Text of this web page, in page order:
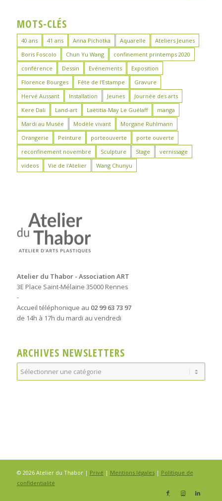
MOTS-CLÉS
40 ans 41 ans Anna Pichotka Aquarelle
Ateliers Jeunes
Boris Foscolo
Chun Yu Wang
confinement printemps 2020
conférence
Dessin Evénements
Exposition
Florence Bourges
Fête de l'Estampe
Gravure
Hervé Aussant
Installation Jeunes
Journée des arts
Kere Dali
Land-art Laëtitia-May Le Guélaff
manga
Mardi au Musée
Modèle vivant
Morgane Ruhlmann
Orangerie
Peinture porteouverte
porte ouverte
reconfinement novembre
Sculpture Stage
vernissage
videos
Vie de l'Atelier Wang Chunyu
Atelier du Thabor - Association ART
3E Place Saint-Mélaine 35000 Rennes
-
Accueil téléphonique au 02 99 63 73 97
de 14h à 17h du mardi au vendredi
ARCHIVES NEWSLETTERS
Archives
Newsletters
© 2026 Atelier du Thabor | Privé | Mentions légales| Politique de
confidentialité